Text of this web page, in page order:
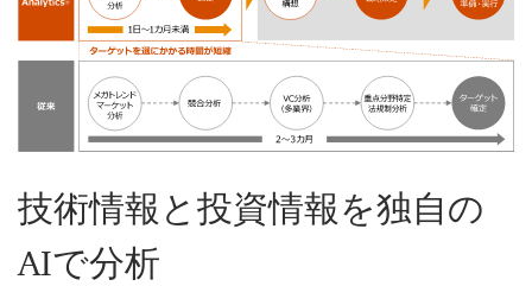
技術情報と投資情報を独自の
AIで分析